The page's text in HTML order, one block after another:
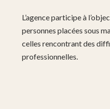
L’agence participe à
personnes placées sous
celles rencontrant des
professionnelles.